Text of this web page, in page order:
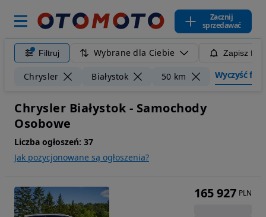
Zacznij
sprzedawać
Filtruj Wybrane dla Ciebie Zapisz
Chrysler Białystok 50 km Wyczyść
Chrysler Białystok - Samochody
Osobowe
Liczba ogłoszeń: 37
Jak pozycjonowane są ogłoszenia?
165 927 PLN